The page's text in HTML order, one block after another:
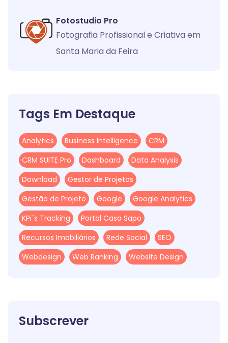
Fotostudio Pro
Fotografia Profissional e Criativa em
Santa Maria da Feira
Tags Em Destaque
Analytics Business Intelligence
CRM
CRM SUITE Pro
Dashboard
Data Analysis
Download
Gestor de Projetos
Gestão de Projeto
Google
Google Analytics
KPi´s Tracking
Portal Casa Sapo
Recursos Imobiliários
Rede Social
SEO
Webdesign
Web Ranking Website Design
Subscrever